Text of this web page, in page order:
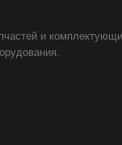
и